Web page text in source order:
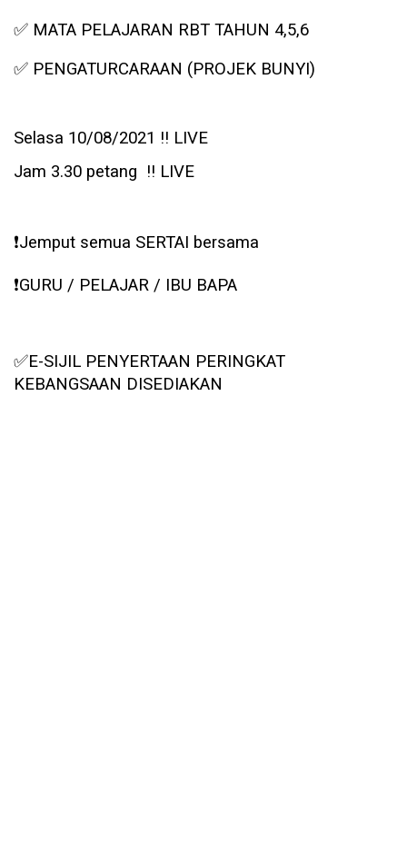
✅ MATA PELAJARAN RBT TAHUN 4,5,6
✅ PENGATURCARAAN (PROJEK BUNYI)
Selasa 10/08/2021 ‼️ LIVE
Jam 3.30 petang ‼️ LIVE
❗️Jemput semua SERTAI bersama
❗️GURU / PELAJAR / IBU BAPA
✅E-SIJIL PENYERTAAN PERINGKAT
KEBANGSAAN DISEDIAKAN